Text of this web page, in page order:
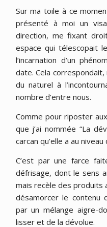
Sur ma toile à ce
présenté à moi un
direction, me fixant
espace qui télescopait
l’incarnation d’un
date. Cela
du naturel à
nombre d’entre nous.
Comme pour riposter
que j’ai nommée “La
carcan qu’elle a au
C’est par une farce
défrisage, dont le sens
mais recèle des produits
désamorcer le contenu
par un mélange aigre-
lisser et de la dévolue.